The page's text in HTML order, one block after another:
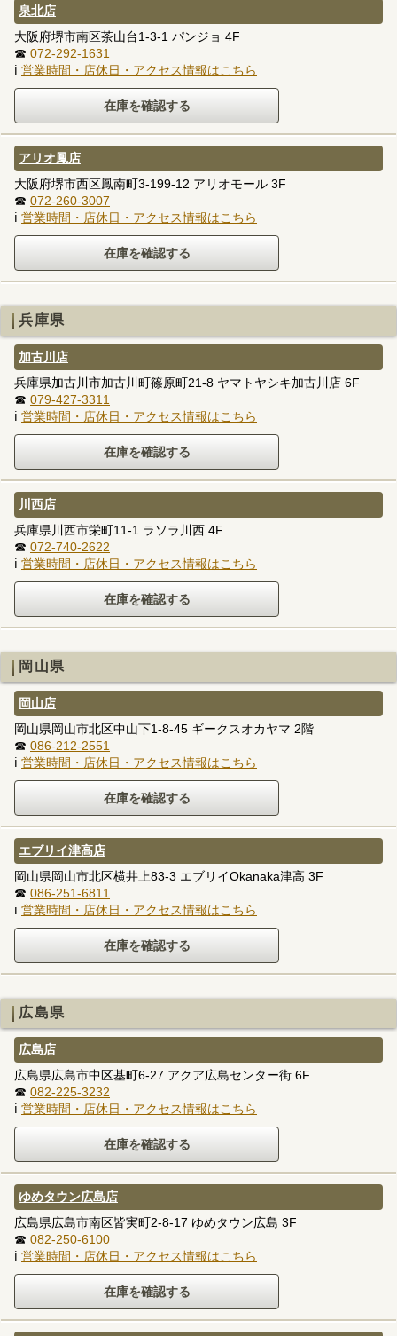
泉北店
大阪府堺市南区茶山台1-3-1 パンジョ 4F
☎ 072-292-1631
ℹ 営業時間・店休日・アクセス情報はこちら
アリオ鳳店
大阪府堺市西区鳳南町3-199-12 アリオモール 3F
☎ 072-260-3007
ℹ 営業時間・店休日・アクセス情報はこちら
兵庫県
加古川店
兵庫県加古川市加古川町篠原町21-8 ヤマトヤシキ加古川店 6F
☎ 079-427-3311
ℹ 営業時間・店休日・アクセス情報はこちら
川西店
兵庫県川西市栄町11-1 ラソラ川西 4F
☎ 072-740-2622
ℹ 営業時間・店休日・アクセス情報はこちら
岡山県
岡山店
岡山県岡山市北区中山下1-8-45 ギークスオカヤマ 2階
☎ 086-212-2551
ℹ 営業時間・店休日・アクセス情報はこちら
エブリイ津高店
岡山県岡山市北区横井上83-3 エブリイOkanaka津高 3F
☎ 086-251-6811
ℹ 営業時間・店休日・アクセス情報はこちら
広島県
広島店
広島県広島市中区基町6-27 アクア広島センター街 6F
☎ 082-225-3232
ℹ 営業時間・店休日・アクセス情報はこちら
ゆめタウン広島店
広島県広島市南区皆実町2-8-17 ゆめタウン広島 3F
☎ 082-250-6100
ℹ 営業時間・店休日・アクセス情報はこちら